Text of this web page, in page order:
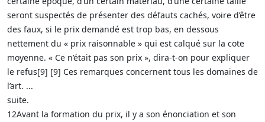
seront suspectés de présenter des défauts cachés, voire d’être
des faux, si le prix demandé est trop bas, en dessous
nettement du « prix raisonnable » qui est calqué sur la cote
moyenne. « Ce n’était pas son prix », dira-t-on pour expliquer
le refus[9] [9] Ces remarques concernent tous les domaines de
l’art. ...
suite.
12Avant la formation du prix, il y a son énonciation et son